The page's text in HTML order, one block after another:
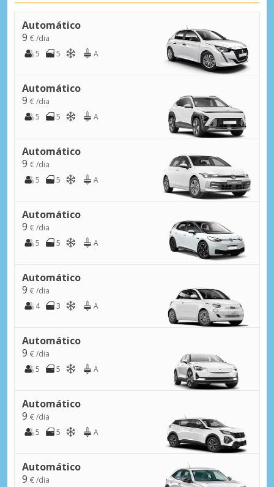
Automático
9 € /dia
5
5 A
Automático
9 € /dia
5
5 A
Automático
9 € /dia
5
5 A
Automático
9 € /dia
5
5 A
Automático
9 € /dia
4
3 A
Automático
9 € /dia
5
5 A
Automático
9 € /dia
5
5 A
Automático
9 € /dia